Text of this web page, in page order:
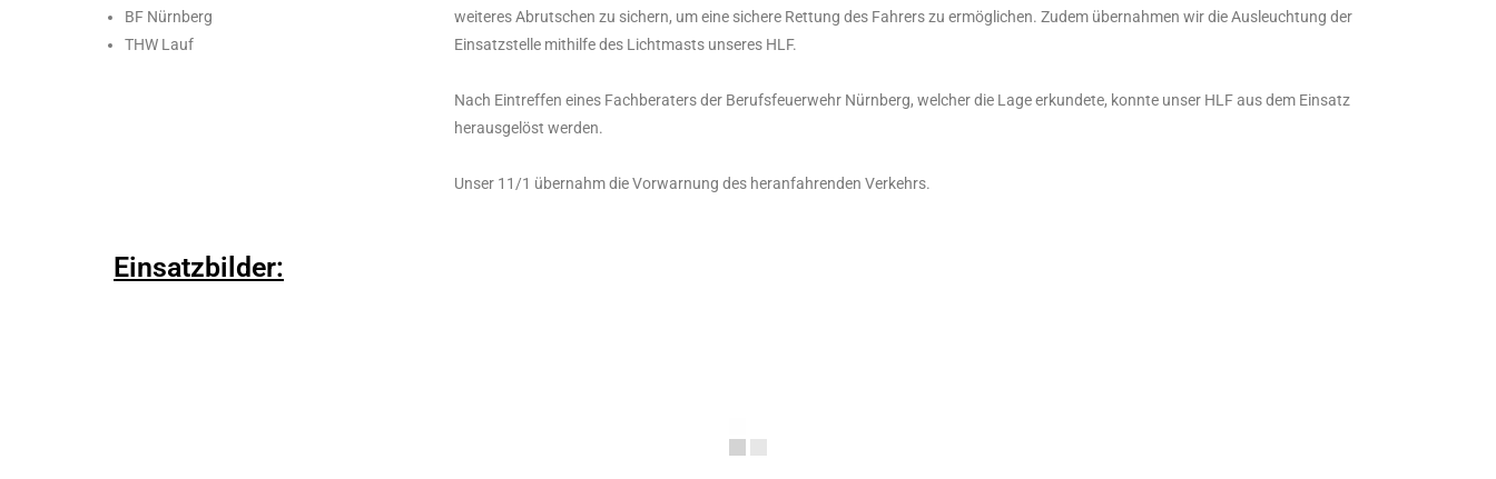
BF Nürnberg
THW Lauf
weiteres Abrutschen zu sichern, um eine sichere Rettung des Fahrers zu ermöglichen. Zudem übernahmen wir die Ausleuchtung der
Einsatzstelle mithilfe des Lichtmasts unseres HLF.
Nach Eintreffen eines Fachberaters der Berufsfeuerwehr Nürnberg, welcher die Lage erkundete, konnte unser HLF aus dem Einsatz
herausgelöst werden.
Unser 11/1 übernahm die Vorwarnung des heranfahrenden Verkehrs.
Einsatzbilder: